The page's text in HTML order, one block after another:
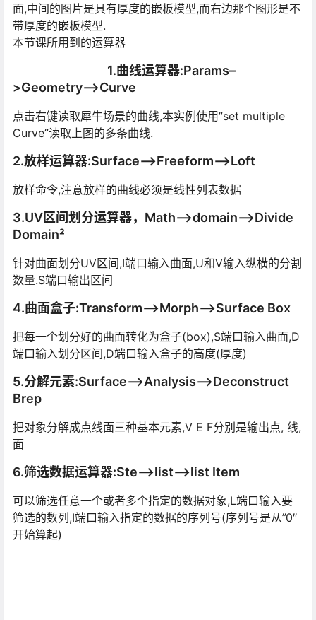
面,中间的图片是具有厚度的嵌板模型,而右边那个图形是不
带厚度的嵌板模型.
本节课所用到的运算器
1.曲线运算器:Params–
>Geometry–>Curve
点击右键读取犀牛场景的曲线,本实例使用”set multiple
Curve”读取上图的多条曲线.
2.放样运算器:Surface–>Freeform–>Loft
放样命令,注意放样的曲线必须是线性列表数据
3.UV区间划分运算器，Math–>domain–>Divide
Domain²
针对曲面划分UV区间,I端口输入曲面,U和V输入纵横的分割
数量.S端口输出区间
4.曲面盒子:Transform–>Morph–>Surface Box
把每一个划分好的曲面转化为盒子(box),S端口输入曲面,D
端口输入划分区间,D端口输入盒子的高度(厚度)
5.分解元素:Surface–>Analysis–>Deconstruct
Brep
把对象分解成点线面三种基本元素,V E F分别是输出点, 线,
面
6.筛选数据运算器:Ste–>list–>list Item
可以筛选任意一个或者多个指定的数据对象,L端口输入要
筛选的数列,I端口输入指定的数据的序列号(序列号是从”0″
开始算起)